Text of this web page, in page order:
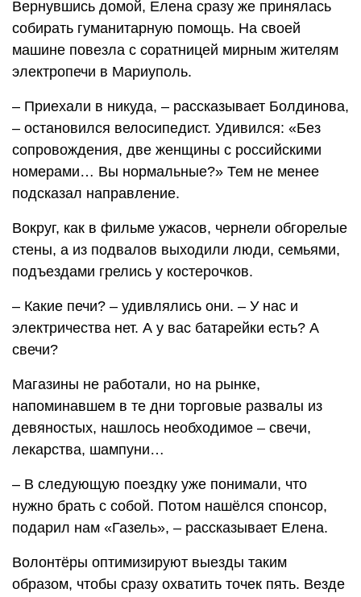
Вернувшись домой, Елена сразу же принялась
собирать гуманитарную помощь. На своей
машине повезла с соратницей мирным жителям
электропечи в Мариуполь.
– Приехали в никуда, – рассказывает Болдинова,
– остановился велосипедист. Удивился: «Без
сопровождения, две женщины с российскими
номерами… Вы нормальные?» Тем не менее
подсказал направление.
Вокруг, как в фильме ужасов, чернели обгорелые
стены, а из подвалов выходили люди, семьями,
подъездами грелись у костерочков.
– Какие печи? – удивлялись они. – У нас и
электричества нет. А у вас батарейки есть? А
свечи?
Магазины не работали, но на рынке,
напоминавшем в те дни торговые развалы из
девяностых, нашлось необходимое – свечи,
лекарства, шампуни…
– В следующую поездку уже понимали, что
нужно брать с собой. Потом нашёлся спонсор,
подарил нам «Газель», – рассказывает Елена.
Волонтёры оптимизируют выезды таким
образом, чтобы сразу охватить точек пять. Везде